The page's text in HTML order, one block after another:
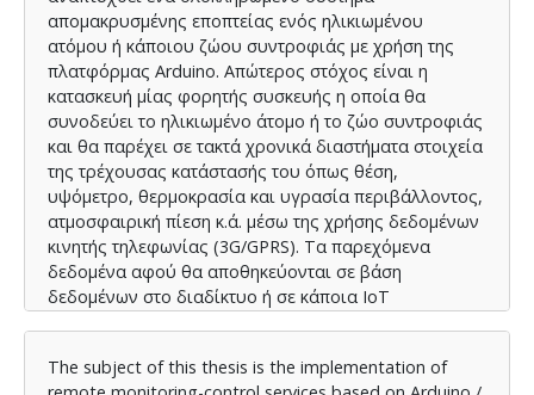
απομακρυσμένης εποπτείας ενός ηλικιωμένου
ατόμου ή κάποιου ζώου συντροφιάς με χρήση της
πλατφόρμας Arduino. Απώτερος στόχος είναι η
κατασκευή μίας φορητής συσκευής η οποία θα
συνοδεύει το ηλικιωμένο άτομο ή το ζώο συντροφιάς
και θα παρέχει σε τακτά χρονικά διαστήματα στοιχεία
της τρέχουσας κατάστασής του όπως θέση,
υψόμετρο, θερμοκρασία και υγρασία περιβάλλοντος,
ατμοσφαιρική πίεση κ.ά. μέσω της χρήσης δεδομένων
κινητής τηλεφωνίας (3G/GPRS). Τα παρεχόμενα
δεδομένα αφού θα αποθηκεύονται σε βάση
δεδομένων στο διαδίκτυο ή σε κάποια IoT
Google ή σε γραφήματα με τη χρήση των Google
The subject of this thesis is the implementation of